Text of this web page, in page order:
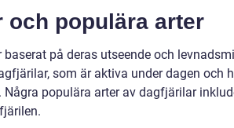
och populära arter
på deras utseende och
som är aktiva under dagen och
populära arter av dagfjärilar